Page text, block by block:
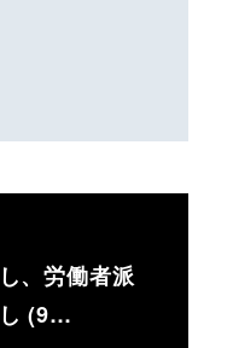
、労働者派
(9…